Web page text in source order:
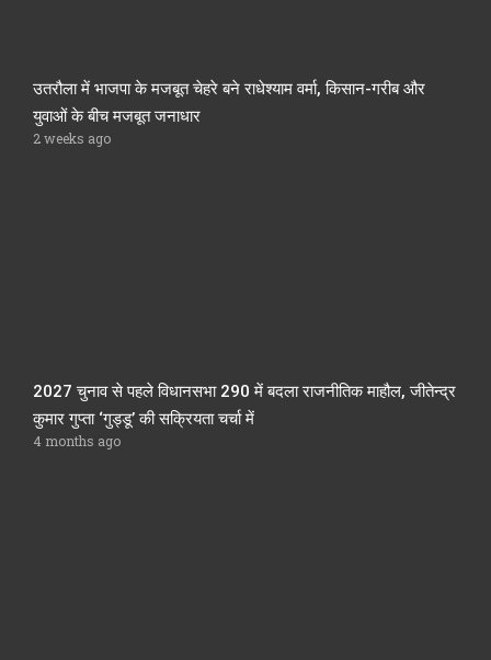
उतरौला में भाजपा के मजबूत चेहरे बने राधेश्याम वर्मा, किसान-गरीब और
युवाओं के बीच मजबूत जनाधार
2 weeks ago
2027 चुनाव से पहले विधानसभा 290 में बदला राजनीतिक माहौल, जीतेन्द्र
कुमार गुप्ता ‘गुड्डू’ की सक्रियता चर्चा में
4 months ago